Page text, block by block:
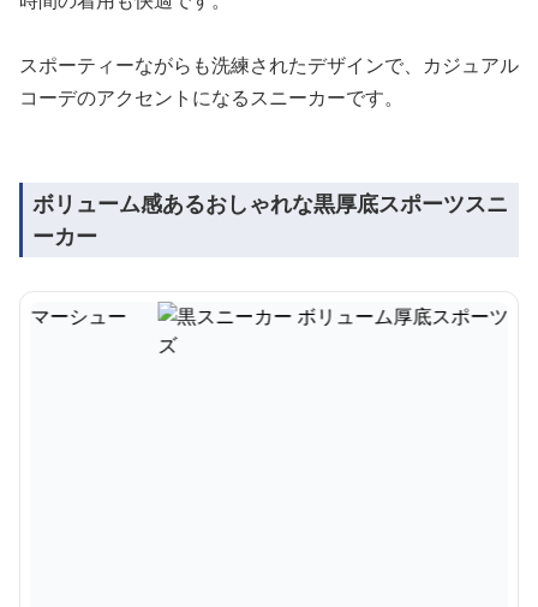
スポーティーながらも洗練されたデザインで、カジュアル
コーデのアクセントになるスニーカーです。
ボリューム感あるおしゃれな黒厚底スポーツスニ
ーカー